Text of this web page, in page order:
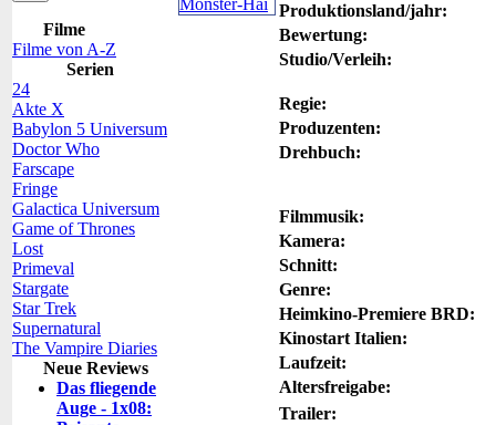
Filme
Filme von A-Z
Serien
24
Akte X
Babylon 5 Universum
Doctor Who
Farscape
Fringe
Galactica Universum
Game of Thrones
Lost
Primeval
Stargate
Star Trek
Supernatural
The Vampire Diaries
Neue Reviews
Das fliegende
Auge - 1x08:
Produktionsland/jahr:
Bewertung:
Studio/Verleih:
Regie:
Produzenten:
Drehbuch:
Filmmusik:
Kamera:
Schnitt:
Genre:
Heimkino-Premiere BRD:
Kinostart Italien:
Laufzeit:
Altersfreigabe:
Trailer: